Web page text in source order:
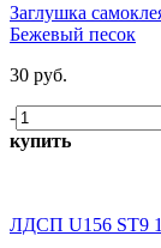
Заглушка
Бежевый песок
30 руб.
-
купить
ЛДСП U156 ST9